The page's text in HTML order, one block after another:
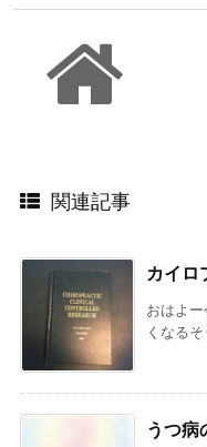
関連記事
カイロ
おはよ
くなる
うつ病